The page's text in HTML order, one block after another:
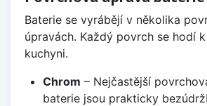
Baterie se vyrábějí v několika
úpravách. Každý povrch se hodí
kuchyni.
Chrom – Nejčastější
baterie jsou prakticky